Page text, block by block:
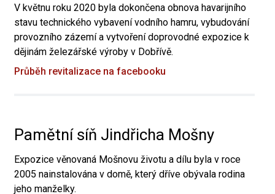
V květnu roku 2020 byla dokončena obnova havarijního
stavu technického vybavení vodního hamru, vybudování
provozního zázemí a vytvoření doprovodné expozice k
dějinám železářské výroby v Dobřívě.
Průběh revitalizace na facebooku
Pamětní síň Jindřicha Mošny
Expozice věnovaná Mošnovu životu a dílu byla v roce
2005 nainstalována v domě, který dříve obývala rodina
jeho manželky.